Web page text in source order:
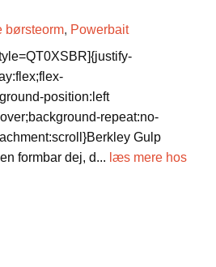
børsteorm, Powerbait
position:left
repeat:no-
Gulp
formbar dej, d... læs mere hos